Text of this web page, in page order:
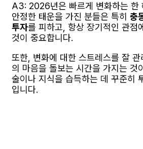
A3: 2026년은 빠르게 변화하는 한
안정한 태운을 가진 분들은 특히 충
투자를 피하고, 항상 장기적인 관점
것이 중요합니다.
또한, 변화에 대한 스트레스를 잘
의 마음을 돌보는 시간을 가지는 것
술이나 지식을 습득하는 데 꾸준히
입니다.